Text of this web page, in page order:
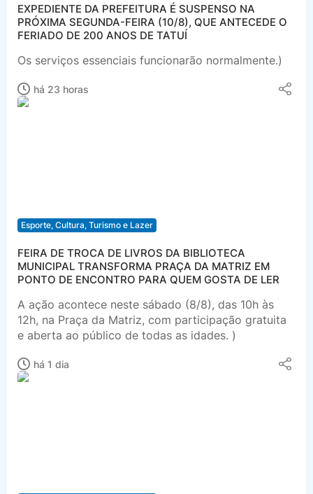
EXPEDIENTE DA PREFEITURA É SUSPENSO NA
PRÓXIMA SEGUNDA-FEIRA (10/8), QUE ANTECEDE O
FERIADO DE 200 ANOS DE TATUÍ
Os serviços essenciais funcionarão normalmente.)
há 23 horas
Esporte, Cultura, Turismo e Lazer
FEIRA DE TROCA DE LIVROS DA BIBLIOTECA
MUNICIPAL TRANSFORMA PRAÇA DA MATRIZ EM
PONTO DE ENCONTRO PARA QUEM GOSTA DE LER
A ação acontece neste sábado (8/8), das 10h às
12h, na Praça da Matriz, com participação gratuita
e aberta ao público de todas as idades. )
há 1 dia